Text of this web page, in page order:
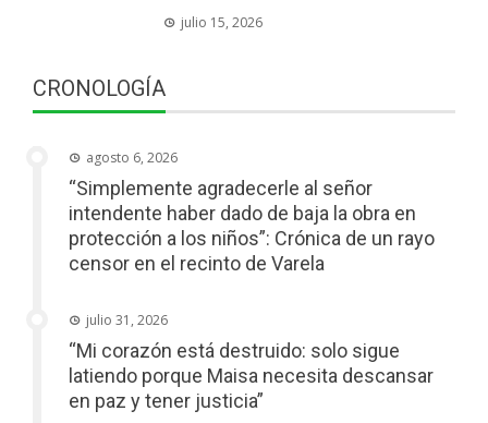
julio 15, 2026
CRONOLOGÍA
agosto 6, 2026
“Simplemente agradecerle al señor
intendente haber dado de baja la obra en
protección a los niños”: Crónica de un rayo
censor en el recinto de Varela
julio 31, 2026
“Mi corazón está destruido: solo sigue
latiendo porque Maisa necesita descansar
en paz y tener justicia”